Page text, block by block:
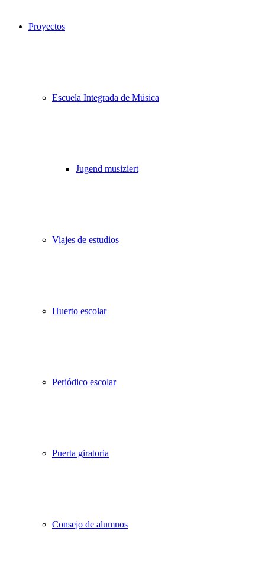
Proyectos
Escuela Integrada de Música
Jugend musiziert
Viajes de estudios
Huerto escolar
Periódico escolar
Puerta giratoria
Consejo de alumnos